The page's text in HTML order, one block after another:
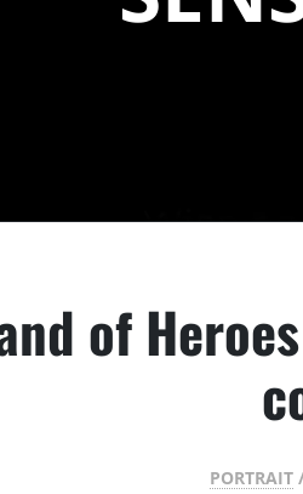
of
PORTRAIT